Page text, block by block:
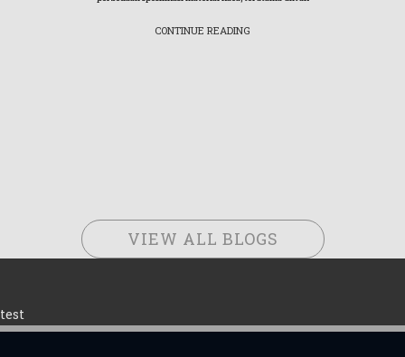
CONTINUE READING
VIEW ALL BLOGS
test